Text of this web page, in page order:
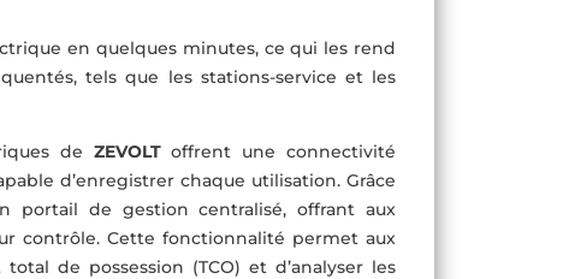
en quelques minutes, ce qui les rend
tels que les stations-service et les
de ZEVOLToffrent une connectivité
d’enregistrer chaque utilisation. Grâce
portail de gestion centralisé, offrant aux
contrôle. Cette fonctionnalité permet aux
de possession (TCO) et d’analyser les